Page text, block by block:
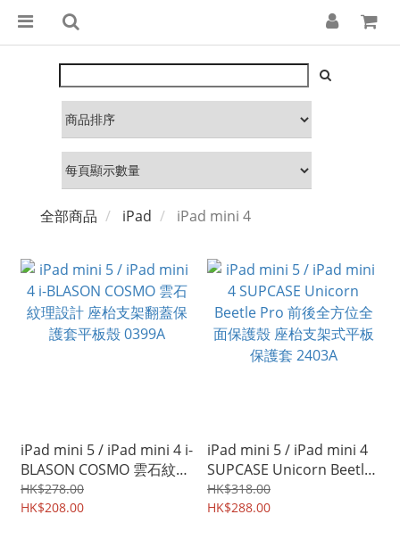
全部商品 iPad iPad mini 4
iPad mini 5 / iPad mini 4 i-
BLASON COSMO 雲石紋理
設計 座枱支架翻蓋保護套
平板殼 0399A
HK$278.00
HK$208.00
iPad mini 5 / iPad mini 4
SUPCASE Unicorn Beetle
Pro 前後全方位全面保護殼
座枱支架式平板保護套
HK$318.00
HK$288.00